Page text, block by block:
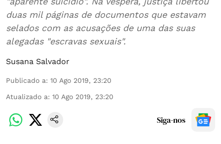
duas mil páginas de documentos que estavam
selados com as acusações de uma das suas
alegadas "escravas sexuais".
Susana Salvador
Publicado a: 10 Ago 2019, 23:20
Atualizado a: 10 Ago 2019, 23:20
Siga-nos